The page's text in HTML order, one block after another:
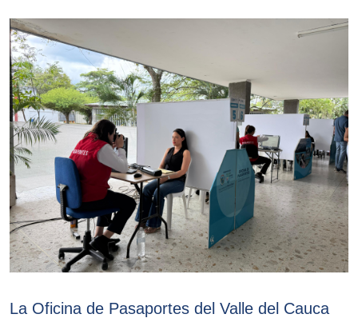
La Oficina de Pasaportes del Valle del Cauca